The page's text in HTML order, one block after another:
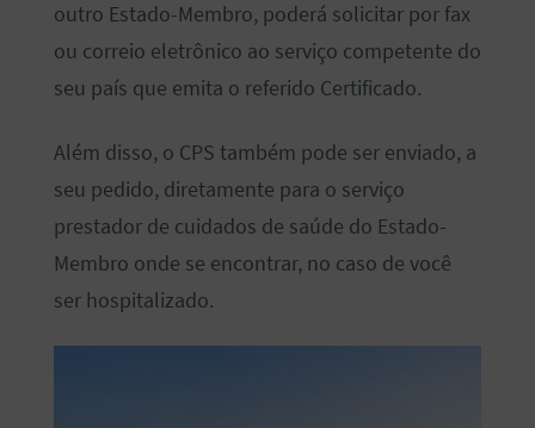
outro Estado-Membro, poderá solicitar por fax
ou correio eletrônico ao serviço competente do
seu país que emita o referido Certificado.
Além disso, o CPS também pode ser enviado, a
seu pedido, diretamente para o serviço
prestador de cuidados de saúde do Estado-
Membro onde se encontrar, no caso de você
ser hospitalizado.